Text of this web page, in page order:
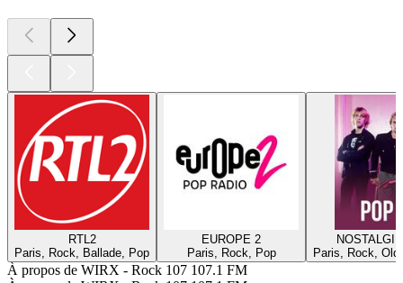
RTL2
Paris, Rock, Ballade, Pop
EUROPE 2
Paris, Rock, Pop
Paris, Rock,
À propos de WIRX - Rock 107 107.1 FM